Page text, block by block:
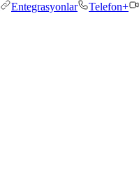
Entegrasyonlar Telefon+